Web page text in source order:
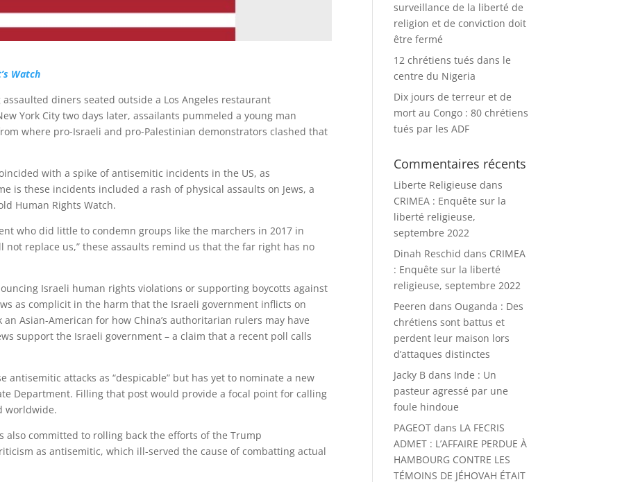
Watch
diners seated outside a Los Angeles restaurant
York City two days later, assailants pummeled a young man
where pro-Israeli and pro-Palestinian demonstrators clashed that
with a spike of antisemitic incidents in the US, as
is these incidents included a rash of physical assaults on Jews, a
Human Rights Watch.
who did little to condemn groups like the marchers in 2017 in
not replace us,” these assaults remind us that the far right has no
Israeli human rights violations or supporting boycotts against
as complicit in the harm that the Israeli government inflicts on
Asian-American for how China’s authoritarian rulers may have
support the Israeli government – a claim that a recent poll calls
attacks as “despicable” but has yet to nominate a new
Department. Filling that post would provide a focal point for calling
worldwide.
also committed to rolling back the efforts of the Trump
as antisemitic, which ill-served the cause of combatting actual
surveillance de la liberté de
religion et de conviction doit
être fermé
12 chrétiens tués dans le
centre du Nigeria
Dix jours de terreur et de
mort au Congo : 80 chrétiens
tués par les ADF
Commentaires récents
Liberte Religieuse dans
CRIMEA : Enquête sur la
liberté religieuse,
septembre 2022
Dinah Reschid dans CRIMEA
: Enquête sur la liberté
religieuse, septembre 2022
Peeren dans Ouganda : Des
chrétiens sont battus et
perdent leur maison lors
d’attaques distinctes
Jacky B dans Inde : Un
pasteur agressé par une
foule hindoue
PAGEOT dans LA FECRIS
ADMET : L’AFFAIRE PERDUE À
HAMBOURG CONTRE LES
TÉMOINS DE JÉHOVAH ÉTAIT